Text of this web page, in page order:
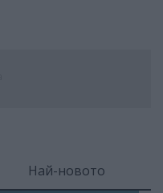
Най-новото